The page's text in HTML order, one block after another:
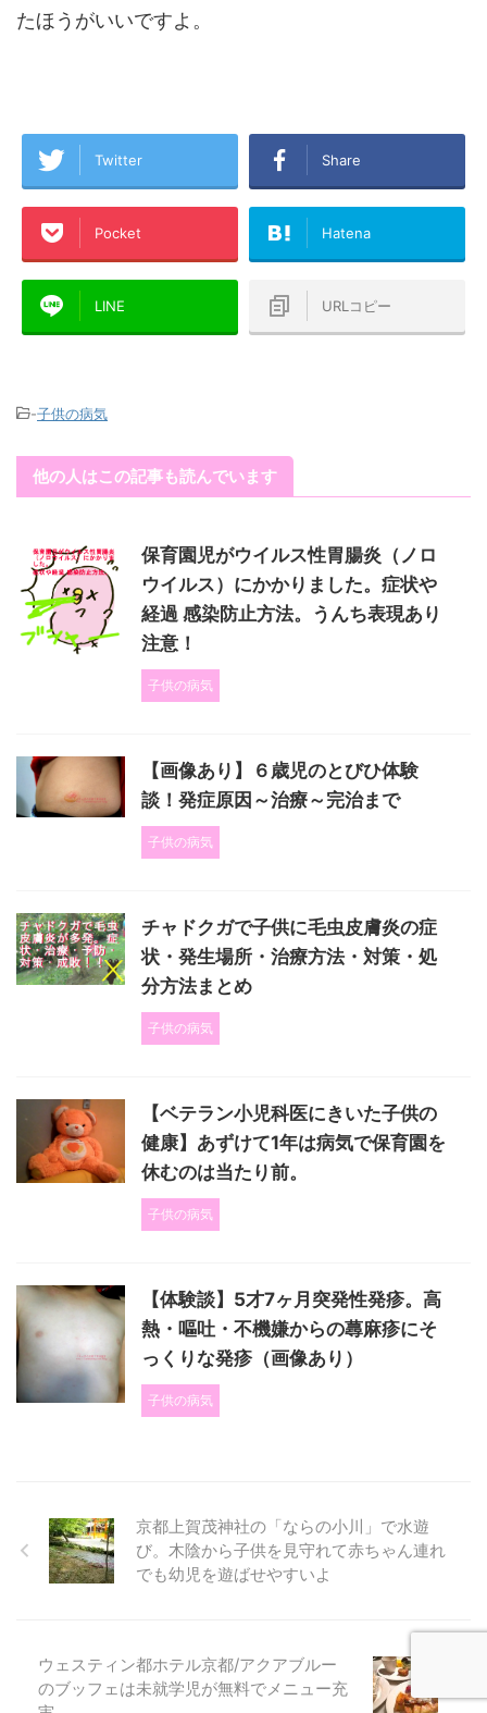
たほうがいいですよ。
Twitter Share
Pocket Hatena
LINE URLコピー
-子供の病気
他の人はこの記事も読んでいます
保育園児がウイルス性胃腸炎（ノロ
ウイルス）にかかりました。症状や
経過 感染防止方法。うんち表現あり
注意！
子供の病気
【画像あり】６歳児のとびひ体験
談！発症原因～治療～完治まで
子供の病気
チャドクガで子供に毛虫皮膚炎の症
状・発生場所・治療方法・対策・処
分方法まとめ
子供の病気
【ベテラン小児科医にきいた子供の
健康】あずけて1年は病気で保育園を
休むのは当たり前。
子供の病気
【体験談】5才7ヶ月突発性発疹。高
熱・嘔吐・不機嫌からの蕁麻疹にそ
っくりな発疹（画像あり）
子供の病気
京都上賀茂神社の「ならの小川」で水遊
び。木陰から子供を見守れて赤ちゃん連れ
でも幼児を遊ばせやすいよ
ウェスティン都ホテル京都/アクアブルー
のブッフェは未就学児が無料でメニュー充